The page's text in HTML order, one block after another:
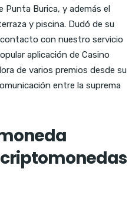
Punta Burica, y además el
y piscina. Dudó de su
con nuestro servicio
aplicación de Casino
de varios premios desde su
entre la suprema